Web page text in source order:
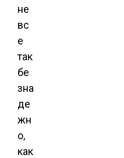
не
вс
е
так
бе
зна
де
жн
о,
как